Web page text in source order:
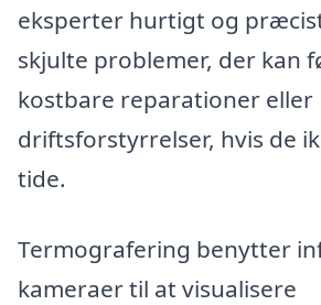
eksperter hurtigt og
skjulte problemer, der kan
kostbare reparationer eller
driftsforstyrrelser, hvis de
tide.
Termografering benytter
kameraer til at visualisere